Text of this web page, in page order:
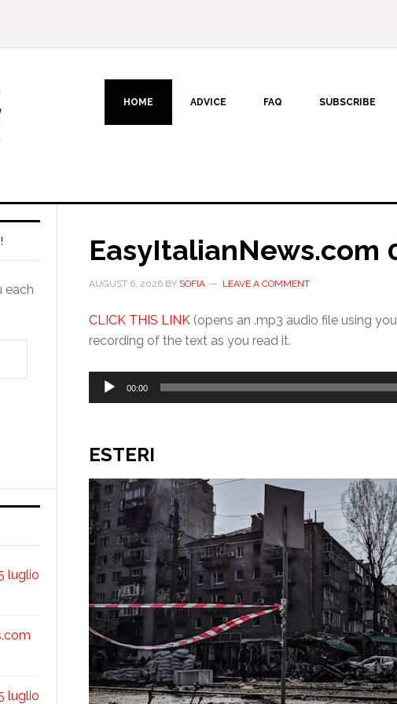
HOME ADVICE FAQ SUBSCRIBE
EasyItalianNews.com
AUGUST 6, 2026 BY SOFIA LEAVE A COMMENT
CLICK THIS LINK (opens an .mp3 audio file using
recording of the text as you read it.
Audio
Player
00:00
ESTERI
each
luglio
luglio